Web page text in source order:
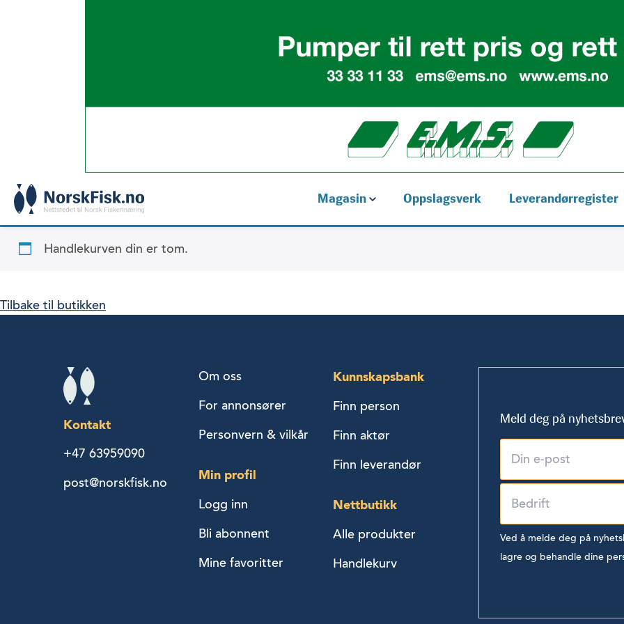
Magasin Oppslagsverk Leverandørregister
Handlekurven din er tom.
Tilbake til butikken
Kontakt
+47 63959090
post@norskfisk.no
Om oss
For annonsører
Personvern & vilkår
Min profil
Logg inn
Bli abonnent
Mine favoritter
Kunnskapsbank
Finn person
Finn aktør
Finn leverandør
Nettbutikk
Alle produkter
Handlekurv
Meld deg på
Ved å melde deg på
lagre og behandle dine